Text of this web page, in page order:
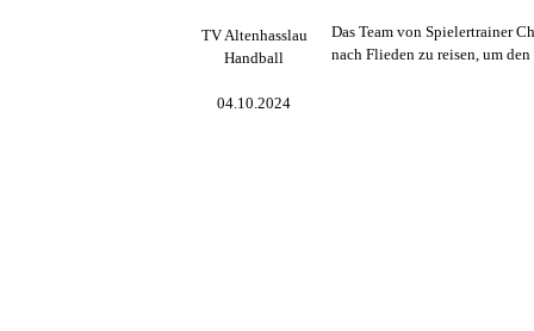
TV Altenhasslau
Handball
04.10.2024
Das Team von Spielertrainer
nach Flieden zu reisen, um